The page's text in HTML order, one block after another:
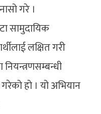
गरे ।
सामुदायिक
लक्षित गरी
हो । यो अभियान